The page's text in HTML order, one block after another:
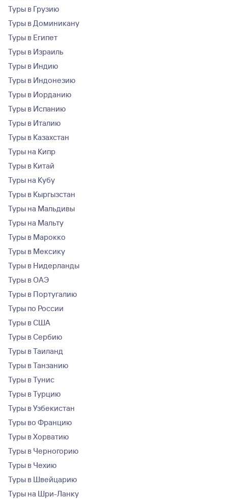
Туры в Грузию
Туры в Доминикану
Туры в Египет
Туры в Израиль
Туры в Индию
Туры в Индонезию
Туры в Иорданию
Туры в Испанию
Туры в Италию
Туры в Казахстан
Туры на Кипр
Туры в Китай
Туры на Кубу
Туры в Кыргызстан
Туры на Мальдивы
Туры на Мальту
Туры в Марокко
Туры в Мексику
Туры в Нидерланды
Туры в ОАЭ
Туры в Португалию
Туры по России
Туры в США
Туры в Сербию
Туры в Таиланд
Туры в Танзанию
Туры в Тунис
Туры в Турцию
Туры в Узбекистан
Туры во Францию
Туры в Хорватию
Туры в Черногорию
Туры в Чехию
Туры в Швейцарию
Туры на Шри-Ланку